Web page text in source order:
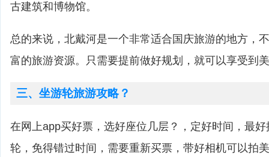
古建筑和博物馆。
总的来说，北戴河是一个非常适合国庆旅游的地方，
富的旅游资源。只需要提前做好规划，就可以享受到
三、坐游轮旅游攻略？
在网上app买好票，选好座位几层？，定好时间，最
轮，免得错过时间，需要重新买票，带好相机可以拍